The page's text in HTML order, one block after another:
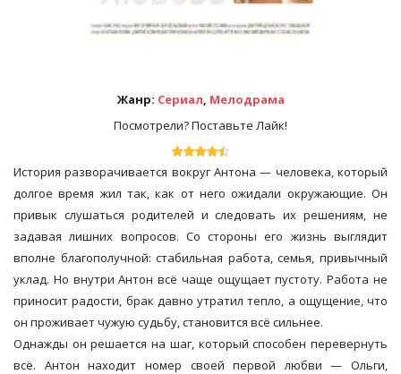
Жанр: Сериал, Мелодрама
Посмотрели? Поставьте Лайк!
История разворачивается вокруг Антона — человека, который
долгое время жил так, как от него ожидали окружающие. Он
привык слушаться родителей и следовать их решениям, не
задавая лишних вопросов. Со стороны его жизнь выглядит
вполне благополучной: стабильная работа, семья, привычный
уклад. Но внутри Антон всё чаще ощущает пустоту. Работа не
приносит радости, брак давно утратил тепло, а ощущение, что
он проживает чужую судьбу, становится всё сильнее.
Однажды он решается на шаг, который способен перевернуть
всё. Антон находит номер своей первой любви — Ольги,